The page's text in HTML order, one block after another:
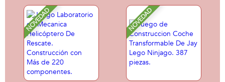
NOVEDAD NOVEDAD